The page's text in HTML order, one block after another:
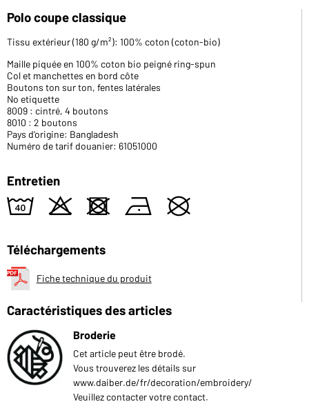
Polo coupe classique
Tissu extérieur (180 g/m²): 100% coton (coton-bio)
Maille piquée en 100% coton bio peigné ring-spun
Col et manchettes en bord côte
Boutons ton sur ton, fentes latérales
No etiquette
8009 : cintré, 4 boutons
8010 : 2 boutons
Pays d'origine: Bangladesh
Numéro de tarif douanier: 61051000
Entretien
8 o d n U
Téléchargements
Fiche technique du produit
Caractéristiques des articles
Broderie
Cet article peut être brodé.
Vous trouverez les détails sur
www.daiber.de/fr/decoration/embroidery/
Veuillez contacter votre contact.